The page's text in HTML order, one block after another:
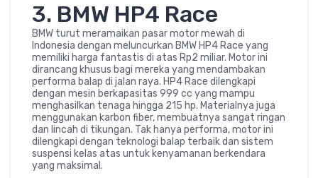
3. BMW HP4 Race
BMW turut meramaikan pasar motor mewah di
Indonesia dengan meluncurkan BMW HP4 Race yang
memiliki harga fantastis di atas Rp2 miliar. Motor ini
dirancang khusus bagi mereka yang mendambakan
performa balap di jalan raya. HP4 Race dilengkapi
dengan mesin berkapasitas 999 cc yang mampu
menghasilkan tenaga hingga 215 hp. Materialnya juga
menggunakan karbon fiber, membuatnya sangat ringan
dan lincah di tikungan. Tak hanya performa, motor ini
dilengkapi dengan teknologi balap terbaik dan sistem
suspensi kelas atas untuk kenyamanan berkendara
yang maksimal.